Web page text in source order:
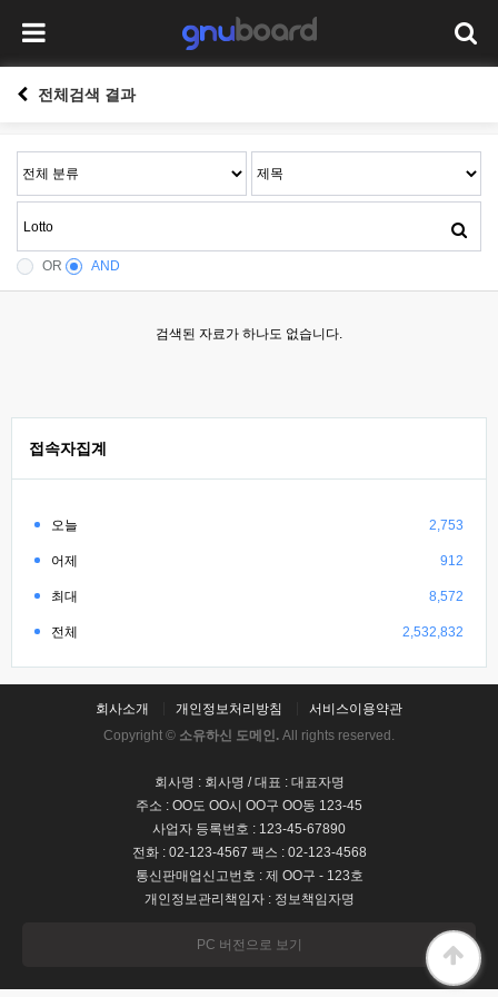
전체검색 결과
OR AND
검색된 자료가 하나도 없습니다.
접속자집계
오늘 2,753
어제 912
최대 8,572
전체 2,532,832
회사소개 개인정보처리방침
서비스이용약관
Copyright © 소유하신 도메인. All rights reserved.
회사명 : 회사명 / 대표 : 대표자명
주소 : OO도 OO시 OO구 OO동 123-45
사업자 등록번호 : 123-45-67890
전화 : 02-123-4567 팩스 : 02-123-4568
통신판매업신고번호 : 제 OO구 - 123호
개인정보관리책임자 : 정보책임자명
PC 버전으로 보기